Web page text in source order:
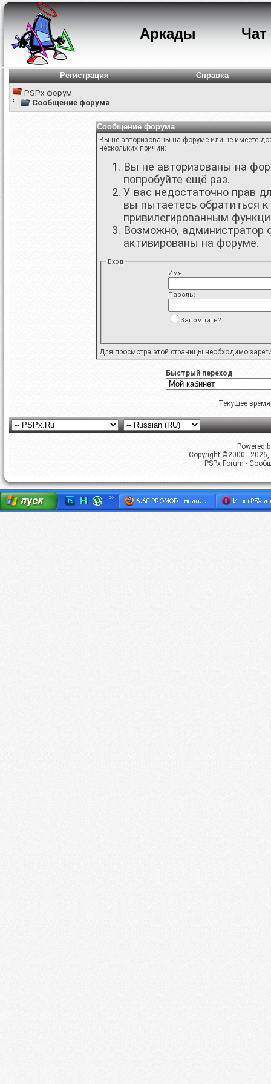
Аркады Чат
Регистрация
Справка
PSPx форум
Сообщение форума
Сообщение форума
Вы не авторизованы на форуме или не имеете
нескольких причин:
Вы не авторизованы на
попробуйте ещё раз.
У вас недостаточно прав
вы пытаетесь обратиться
привилегированным
Возможно, администратор
активированы на форуме.
Вход
Имя:
Пароль:
Запомнить?
Для просмотра этой страницы необходимо
Быстрый переход
Текущее
Powered
Copyright ©2000 -
PSPx Forum -